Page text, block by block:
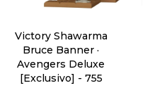
Victory Shawarma
Bruce Banner ·
Avengers Deluxe
[Exclusivo] - 755